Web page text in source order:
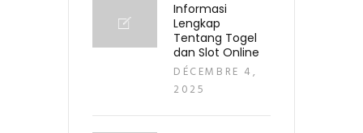
Informasi
Lengkap
Tentang Togel
dan Slot Online
DÉCEMBRE 4,
2025